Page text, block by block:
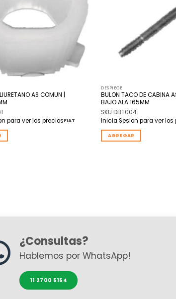
AS COMUN |
para ver los preciosFIAT
DESPIECE
BULON TACO DE CABINA
BAJO ALA 165MM
SKU DBT004
Inicia Sesion para ver los
AGREGAR
¿Consultas?
Hablemos por WhatsApp!
11 2700 5154